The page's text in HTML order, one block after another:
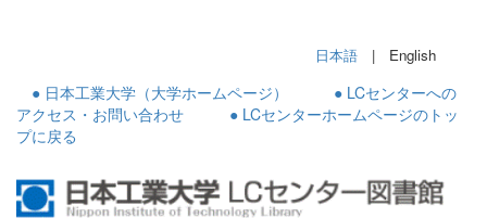
日本語 | English
● 日本工業大学（大学ホームページ）
● LCセンターへの
アクセス・お問い合わせ
● LCセンターホームページのトッ
プに戻る